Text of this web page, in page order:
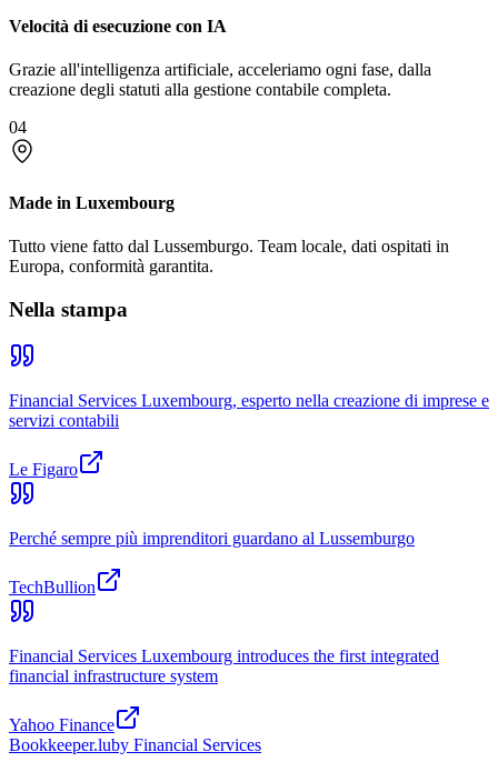
Velocità di esecuzione con IA
Grazie all'intelligenza artificiale, acceleriamo ogni fase, dalla
creazione degli statuti alla gestione contabile completa.
04
Made in Luxembourg
Tutto viene fatto dal Lussemburgo. Team locale, dati ospitati in
Europa, conformità garantita.
Nella stampa
Financial Services Luxembourg, esperto nella creazione di imprese e
servizi contabili
Le Figaro
Perché sempre più imprenditori guardano al Lussemburgo
TechBullion
Financial Services Luxembourg introduces the first integrated
financial infrastructure system
Yahoo Finance
Bookkeeper.luby Financial Services